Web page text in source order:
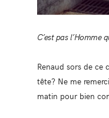
C’est pas l’Homme
Renaud sors de ce
tête? Ne me
matin pour bien